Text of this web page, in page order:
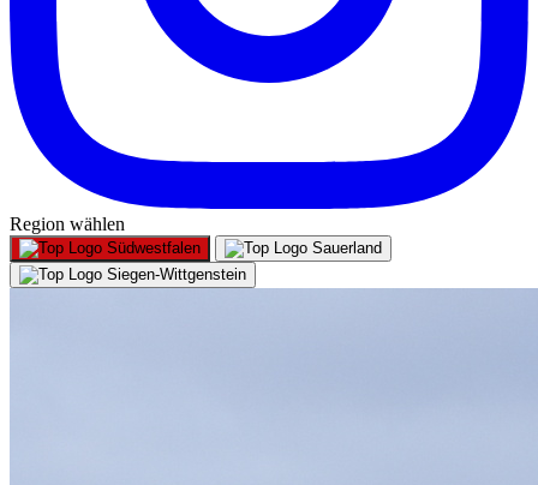
Region wählen
Südwestfalen
Sauerland
Siegen-Wittgenstein